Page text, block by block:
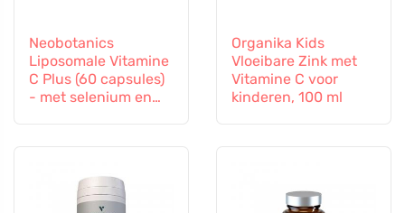
Neobotanics
Liposomale Vitamine
C Plus (60 capsules)
- met selenium en
Organika Kids
Vloeibare Zink met
Vitamine C voor
kinderen, 100 ml